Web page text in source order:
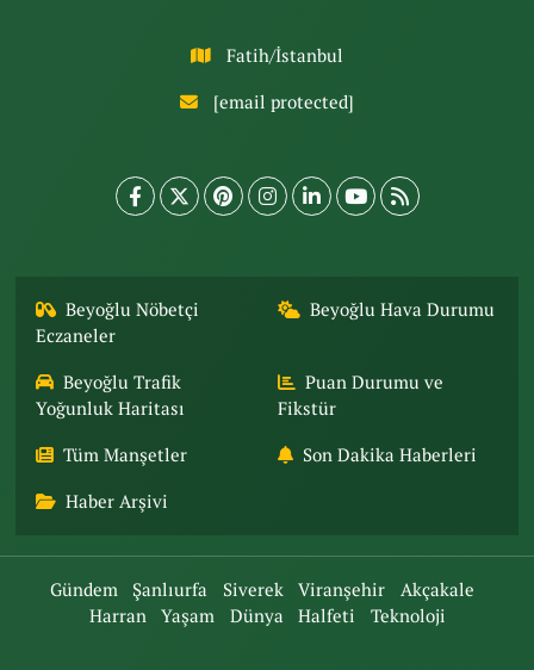
Fatih/İstanbul
[email protected]
Beyoğlu Nöbetçi
Eczaneler
Beyoğlu Hava Durumu
Beyoğlu Trafik
Yoğunluk Haritası
Puan Durumu ve
Fikstür
Tüm Manşetler Son Dakika Haberleri
Haber Arşivi
Gündem Şanlıurfa Siverek Viranşehir
Akçakale
Harran
Yaşam Dünya Halfeti Teknoloji